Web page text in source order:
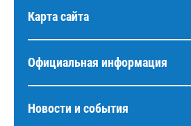
Карта сайта
Официальная информация
Новости и события